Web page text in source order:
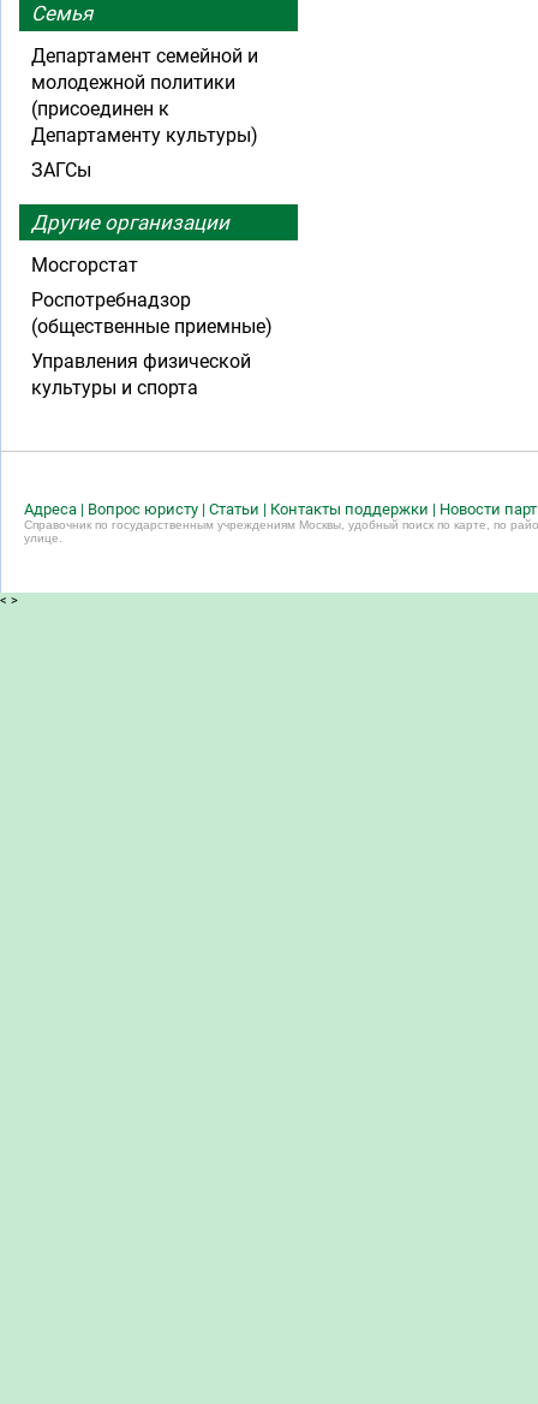
Семья
Департамент семейной и
молодежной политики
(присоединен к
Департаменту культуры)
ЗАГСы
Другие организации
Мосгорстат
Роспотребнадзор
(общественные приемные)
Управления физической
культуры и спорта
Адреса | Вопрос юристу | Статьи | Контакты поддержки | Новости
Справочник по государственным учреждениям Москвы, удобный поиск по карте, по
улице.
< >